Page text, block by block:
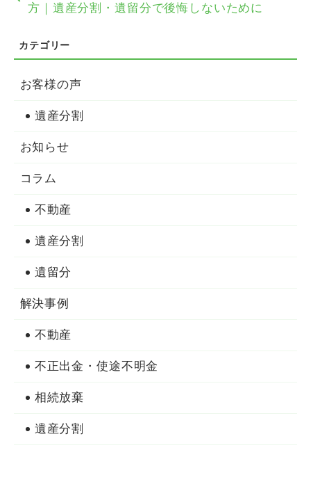
方｜遺産分割・遺留分で後悔しないために
お客様の声
遺産分割
お知らせ
コラム
不動産
遺産分割
遺留分
解決事例
不動産
不正出金・使途不明金
相続放棄
遺産分割